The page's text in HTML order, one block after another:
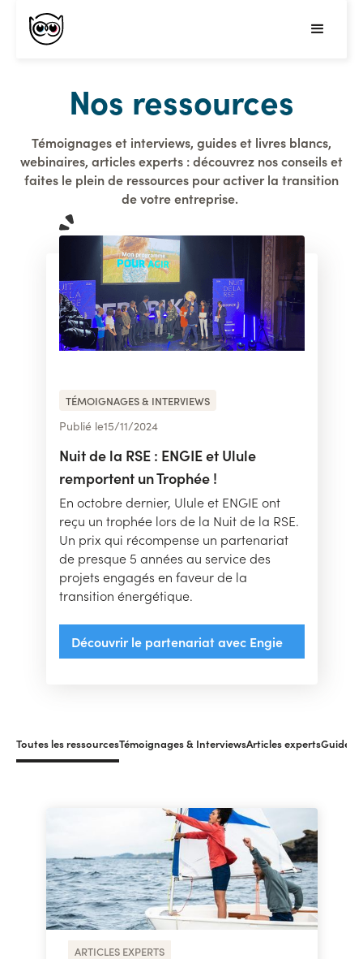
Nos ressources
Témoignages et interviews, guides et livres blancs,
webinaires, articles experts : découvrez nos conseils et
faites le plein de ressources pour activer la transition
de votre entreprise.
TÉMOIGNAGES & INTERVIEWS
Publié le15/11/2024
Nuit de la RSE : ENGIE et Ulule
remportent un Trophée !
En octobre dernier, Ulule et ENGIE ont
reçu un trophée lors de la Nuit de la RSE.
Un prix qui récompense un partenariat
de presque 5 années au service des
projets engagés en faveur de la
transition énergétique.
Découvrir le partenariat avec Engie
Toutes les ressourcesTémoignages & InterviewsArticles expertsGuides
ARTICLES EXPERTS